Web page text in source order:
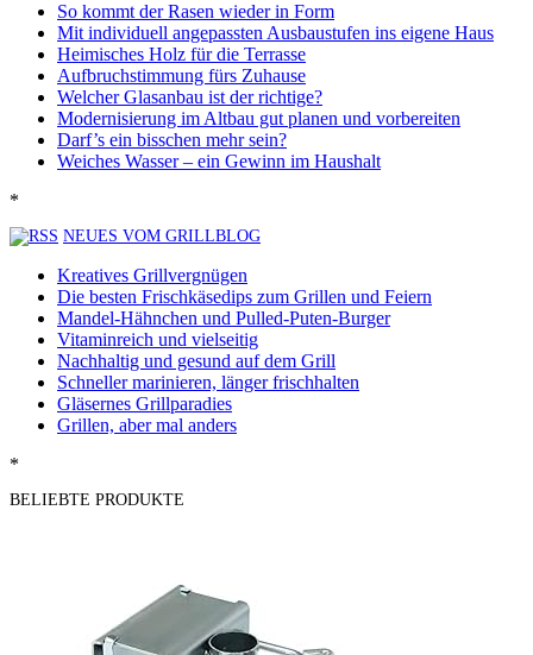
So kommt der Rasen wieder in Form
Mit individuell angepassten Ausbaustufen ins eigene Haus
Heimisches Holz für die Terrasse
Aufbruchstimmung fürs Zuhause
Welcher Glasanbau ist der richtige?
Modernisierung im Altbau gut planen und vorbereiten
Darf’s ein bisschen mehr sein?
Weiches Wasser – ein Gewinn im Haushalt
*
NEUES VOM GRILLBLOG
Kreatives Grillvergnügen
Die besten Frischkäsedips zum Grillen und Feiern
Mandel-Hähnchen und Pulled-Puten-Burger
Vitaminreich und vielseitig
Nachhaltig und gesund auf dem Grill
Schneller marinieren, länger frischhalten
Gläsernes Grillparadies
Grillen, aber mal anders
*
BELIEBTE PRODUKTE